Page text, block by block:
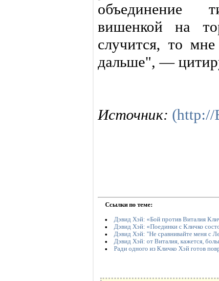
объединение
вишенкой на
случится, то
дальше", —
Источник: (http://
Ссылки по теме:
Дэвид Хэй: «Бой против Виталия
Дэвид Хэй: «Поединки с Кличко
Дэвид Хэй: "Не сравнивайте меня с
Дэвид Хэй: от Виталия, кажется,
Ради одного из Кличко Хэй готов